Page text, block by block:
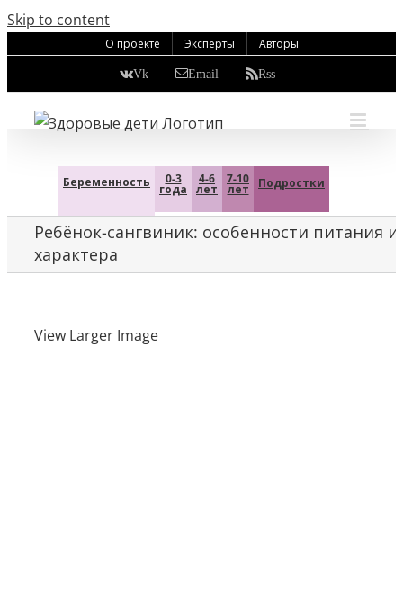
Skip to content
О проекте Эксперты Авторы
Vk Email Rss
Беременность 0-3
года
4-6
лет
7-10
лет Подростки
Ребёнок-сангвиник: особенности питания и
характера
View Larger Image